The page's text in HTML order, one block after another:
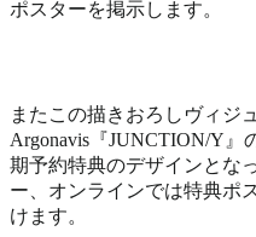
ポスターを掲示します。
またこの描きおろしヴィジ
Argonavis『JUNCTION/Y
期予約特典のデザインとな
ー、オンラインでは特典ポ
けます。